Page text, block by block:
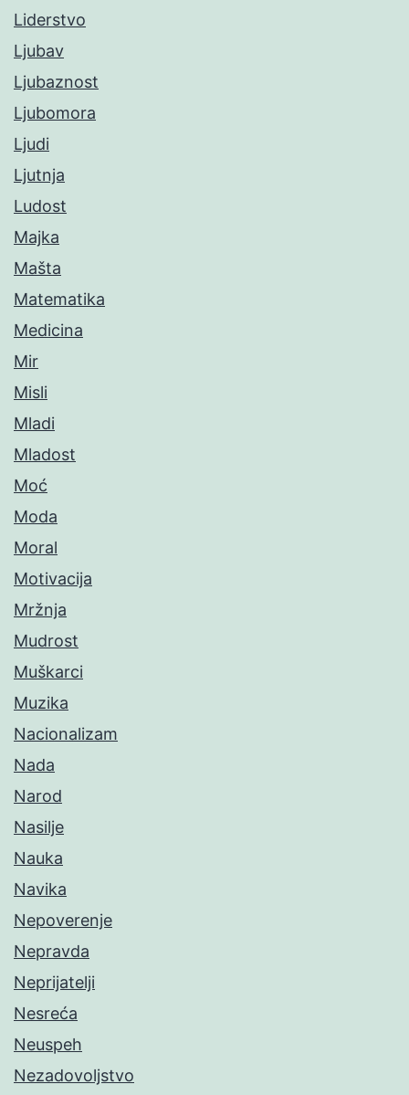
Liderstvo
Ljubav
Ljubaznost
Ljubomora
Ljudi
Ljutnja
Ludost
Majka
Mašta
Matematika
Medicina
Mir
Misli
Mladi
Mladost
Moć
Moda
Moral
Motivacija
Mržnja
Mudrost
Muškarci
Muzika
Nacionalizam
Nada
Narod
Nasilje
Nauka
Navika
Nepoverenje
Nepravda
Neprijatelji
Nesreća
Neuspeh
Nezadovoljstvo